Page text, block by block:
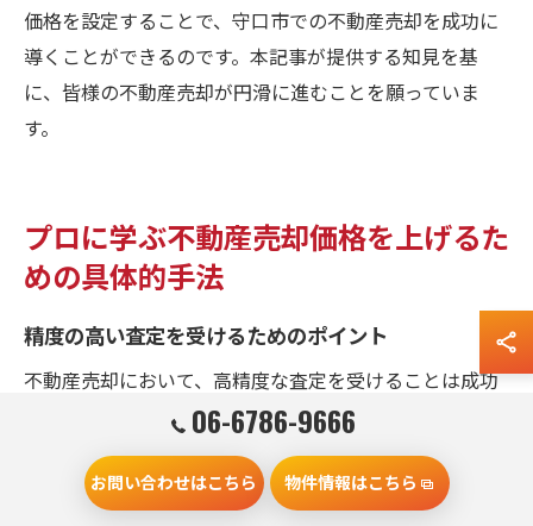
価格を設定することで、守口市での不動産売却を成功に
導くことができるのです。本記事が提供する知見を基
に、皆様の不動産売却が円滑に進むことを願っていま
す。
プロに学ぶ不動産売却価格を上げるた
めの具体的手法
精度の高い査定を受けるためのポイント
不動産売却において、高精度な査定を受けることは成功
への第一歩です。守口市における不動産市場の特性を理
解し、適切な情報に基づく査定を得ることが重要です。
まず、地元の不動産業者や専門家に相談し、地域の相場
06-6786-9666
お問い合わせはこちら 物件情報はこちら